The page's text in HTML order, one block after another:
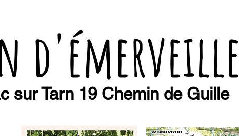
d'émerveille
sur Tarn 19 Chemin de Guille